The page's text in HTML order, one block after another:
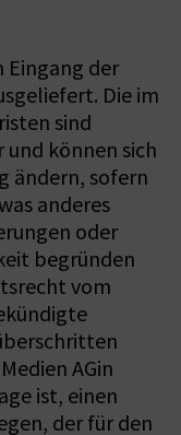
Eingang der
Die im
sind
können sich
ändern, sofern
anderes
oder
begründen
vom
AGin
ist, einen
der für den